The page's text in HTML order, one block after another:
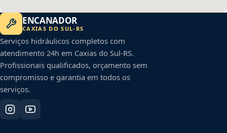
ENCANADOR
CAXIAS DO SUL- RS
Serviços hidráulicos completos com
atendimento 24h em Caxias do Sul-RS.
Profissionais qualificados, orçamento sem
compromisso e garantia em todos os
serviços.